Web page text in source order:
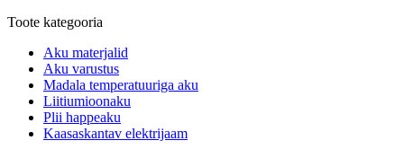
Toote kategooria
Aku materjalid
Aku varustus
Madala temperatuuriga aku
Liitiumioonaku
Plii happeaku
Kaasaskantav elektrijaam